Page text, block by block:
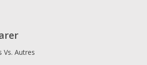
Vs. Autres